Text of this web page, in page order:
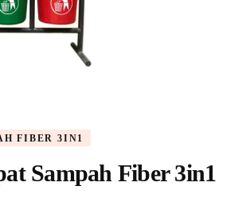
FIBER 3IN1
Sampah Fiber 3in1